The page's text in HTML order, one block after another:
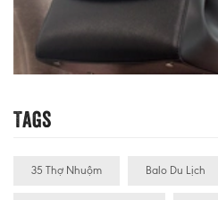
Tags
35 Thợ Nhuộm Balo Du Lịch